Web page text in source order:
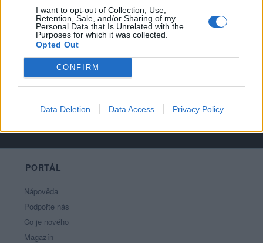
I want to opt-out of Collection, Use,
Retention, Sale, and/or Sharing of my
Personal Data that Is Unrelated with the
Purposes for which it was collected.
Opted Out
CONFIRM
Data Deletion Data Access Privacy Policy
Prochatováno: 0.00 hod.
Počet přátel: 5
Profil zobrazen: 641x
Oblibené místnosti: Žádné
Sledované diskuze
PORTÁL
Nápověda
Podpořte nás
Co je nového
Magazín